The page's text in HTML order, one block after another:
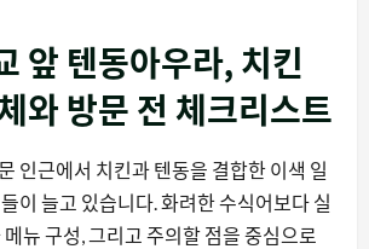
앞 텐동아우라, 치킨
와 방문 전 체크리스트
인근에서 치킨과 텐동을 결합한 이색 일
이 늘고 있습니다. 화려한 수식어보다 실
뉴 구성, 그리고 주의할 점을 중심으로